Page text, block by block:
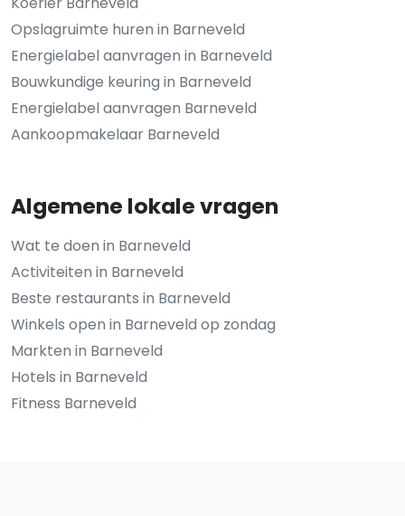
Opslagruimte huren in Barneveld
Energielabel aanvragen in Barneveld
Bouwkundige keuring in Barneveld
Energielabel aanvragen Barneveld
Aankoopmakelaar Barneveld
Algemene lokale vragen
Wat te doen in Barneveld
Activiteiten in Barneveld
Beste restaurants in Barneveld
Winkels open in Barneveld op zondag
Markten in Barneveld
Hotels in Barneveld
Fitness Barneveld